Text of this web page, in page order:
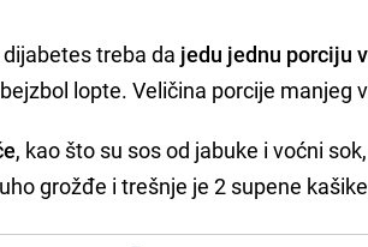
treba da jedu jednu porciju
lopte. Veličina porcije manjeg
, kao što su sos od jabuke i voćni
grožđe i trešnje je 2 supene